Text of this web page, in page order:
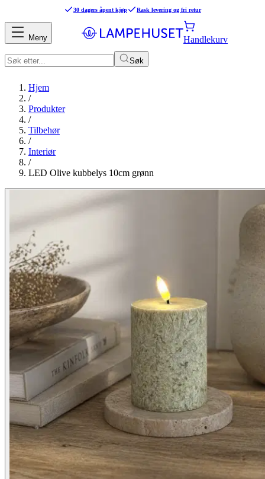
30 dagers åpent kjøp Rask levering og fri retur
Søk
Handlekurv
Meny
Hjem
/
Produkter
/
Tilbehør
/
Interiør
/
LED Olive kubbelys 10cm grønn